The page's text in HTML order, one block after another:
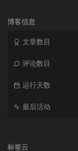
数:
博客信息
文章数目
评论数目
运行天数
最后活动
标签云